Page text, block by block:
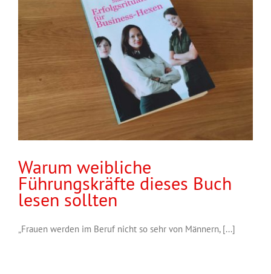
Warum weibliche
Führungskräfte dieses Buch
lesen sollten
„Frauen werden im Beruf nicht so sehr von Männern, [...]